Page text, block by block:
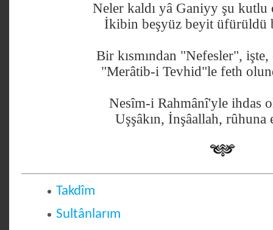
Neler kaldı yâ Ganiyy şu kutlu
İkibin beşyüz beyit
Bir kısmından "Nefesler",
"Merâtib-i Tevhid"le feth
Nesîm-i Rahmânî'yle ihdas
Uşşâkın, İnşâallah, rûhuna
Takdîm
Sultânlarım